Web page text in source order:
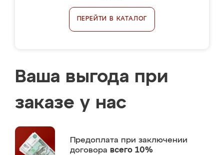
ПЕРЕЙТИ В КАТАЛОГ
Ваша выгода при
заказе у нас
Предоплата при заключении
договора всего 10%